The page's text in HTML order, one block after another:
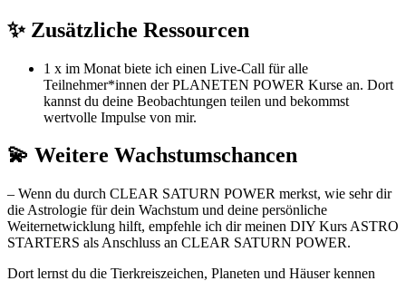
✨ Zusätzliche Ressourcen
1 x im Monat biete ich einen Live-Call für alle
Teilnehmer*innen der PLANETEN POWER Kurse an. Dort
kannst du deine Beobachtungen teilen und bekommst
wertvolle Impulse von mir.
💫 Weitere Wachstumschancen
– Wenn du durch CLEAR SATURN POWER merkst, wie sehr dir
die Astrologie für dein Wachstum und deine persönliche
Weiternetwicklung hilft, empfehle ich dir meinen DIY Kurs ASTRO
STARTERS als Anschluss an CLEAR SATURN POWER.
Dort lernst du die Tierkreiszeichen, Planeten und Häuser kennen